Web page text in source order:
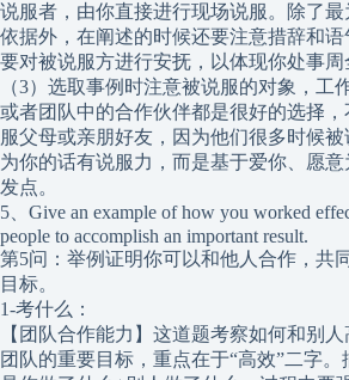
说服者，由你直接进行现场说服。除了
依据外，在阐述的时候还要注意措辞和
要对被说服方进行安抚，以体现你处事周
（3）选取事例时注意被说服的对象，工
或者团队中的合作伙伴都是很好的选择
服父母或亲朋好友，因为他们很多时候被
为你的话有说服力，而是基于爱你、愿意
发点。
5、Give an example of how you worked
people to accomplish an important result.
第5问：举例证明你可以和他人合作，共
目标。
1-考什么：
【团队合作能力】这道题考察如何和别
团队的重要目标，重点在于“高效”二字